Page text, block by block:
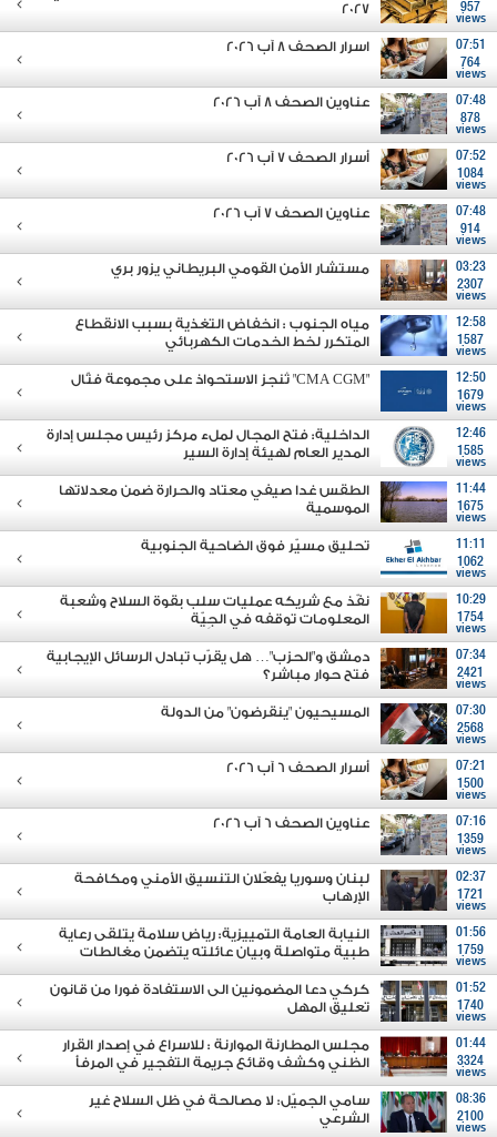
957
views
2027
07:51
764
views
اسرار الصحف 8 آب 2026
07:48
878
views
عناوين الصحف 8 آب 2026
07:52
1084
views
أسرار الصحف 7 آب 2026
07:48
914
views
عناوين الصحف 7 آب 2026
03:23
2307
views
مستشار الأمن القومي البريطاني يزور بري
12:58
1587
views
مياه الجنوب : انخفاض التغذية بسبب الانقطاع
المتكرر لخط الخدمات الكهربائي
12:50
1679
views
"CMA CGM" تُنجز الاستحواذ على مجموعة فتّال
12:46
1585
views
الداخلية: فتح المجال لملء مركز رئيس مجلس إدارة
المدير العام لهيئة إدارة السير
11:44
1675
views
الطقس غدا صيفي معتاد والحرارة ضمن معدلاتها
الموسمية
11:11
1062
views
تحليق مسيّر فوق الضاحية الجنوبية
10:29
1754
views
نفّذ مع شريكه عمليات سلب بقوة السلاح وشعبة
المعلومات توقفه في الجِيّة
07:34
2421
views
دمشق و"الحزب"… هل يقرّب تبادل الرسائل الإيجابية
فتح حوار مباشر؟
07:30
2568
views
المسيحيون "ينقرضون" من الدولة
07:21
1500
views
أسرار الصحف 6 آب 2026
07:16
1359
views
عناوين الصحف 6 آب 2026
02:37
1721
views
لبنان وسوريا يفعّلان التنسيق الأمني ومكافحة
الإرهاب
01:56
1759
views
النيابة العامة التمييزية: رياض سلامة يتلقى رعاية
طبية متواصلة وبيان عائلته يتضمن مغالطات
01:52
1740
views
كركي دعا المضمونين الى الاستفادة فورا من قانون
تعليق المهل
01:44
3324
views
مجلس المطارنة الموارنة : للاسراع في إصدار القرار
الظني وكشف وقائع جريمة التفجير في المرفأ
08:36
2100
views
سامي الجميّل: لا مصالحة في ظل السلاح غير
الشرعي